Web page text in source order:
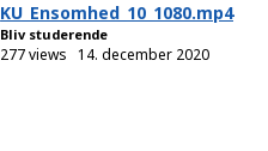
KU_Ensomhed_10_1080.mp4
Bliv studerende
277 views 14. december 2020